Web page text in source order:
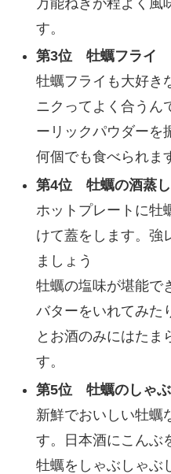
す。
第3位 牡蠣フライ
牡蠣フライも大好き
ニクってよく合うん
ーリックパウダーを
何個でも食べられま
第4位 牡蠣の酒蒸し
ホットプレートに牡
けて蓋をします。強
ましょう
牡蠣の塩味が堪能で
バターをいれてみた
とお酒のみにはたま
す。
第5位 牡蠣のしゃ
新鮮でおいしい牡蠣
す。日本酒にこんぶ
牡蠣をしゃぶしゃぶ